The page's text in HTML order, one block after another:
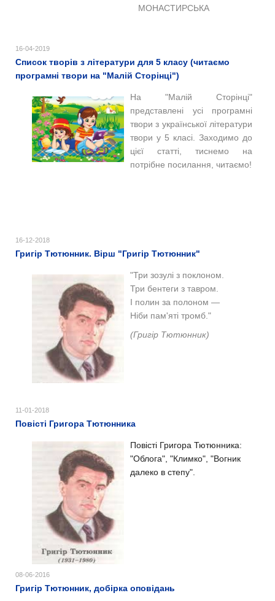
МОНАСТИРСЬКА
16-04-2019
Список творів з літератури для 5 класу (читаємо
програмні твори на "Малій Сторінці")
На "Малій Сторінці"
представлені усі програмні
твори з української літератури
твори у 5 класі. Заходимо до
цієї статті, тиснемо на
потрібне посилання, читаємо!
16-12-2018
Григір Тютюнник. Вірш "Григір Тютюнник"
"Три зозулі з поклоном.
Три бентеги з тавром.
І полин за полоном —
Ніби пам'яті тромб."
(Григір Тютюнник)
11-01-2018
Повісті Григора Тютюнника
Повісті Григора Тютюнника:
"Облога", "Климко", "Вогник
далеко в степу".
08-06-2016
Григір Тютюнник, добірка оповідань